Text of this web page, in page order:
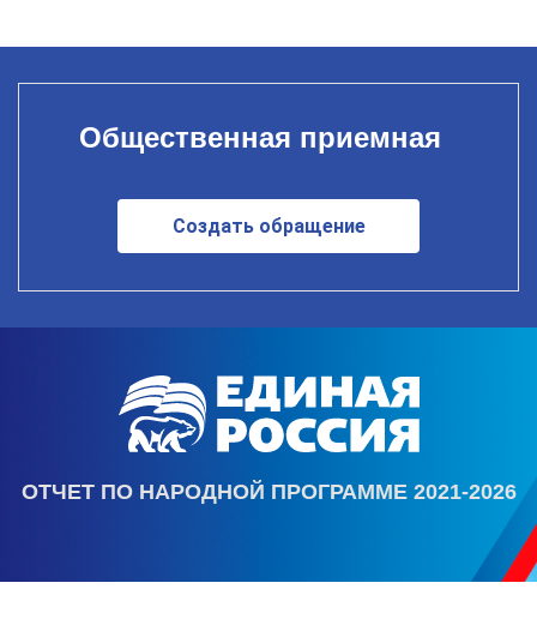
Общественная приемная
Создать обращение
ОТЧЕТ ПО НАРОДНОЙ ПРОГРАММЕ 2021-2026